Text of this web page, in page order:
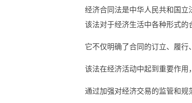
经济合同法是中华人民共和国立
该法对于经济生活中各种形式的
它不仅明确了合同的订立、履行
该法在经济活动中起到重要作用
通过加强对经济交易的监管和规